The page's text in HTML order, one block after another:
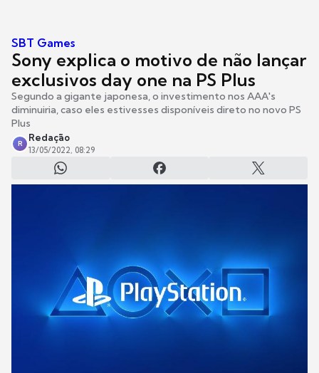
SBT Games
Sony explica o motivo de não lançar
exclusivos day one na PS Plus
Segundo a gigante japonesa, o investimento nos AAA's
diminuiria, caso eles estivesses disponíveis direto no novo PS
Plus
R
Redação
13/05/2022, 08:29